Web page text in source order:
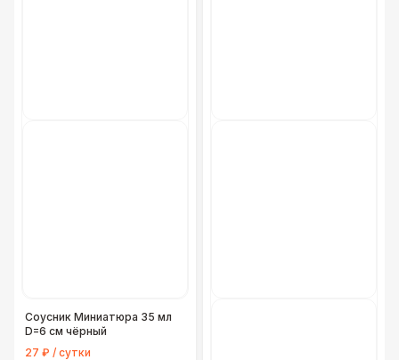
Соусник Миниатюра 35 мл
D=6 см чёрный
27 ₽ / сутки